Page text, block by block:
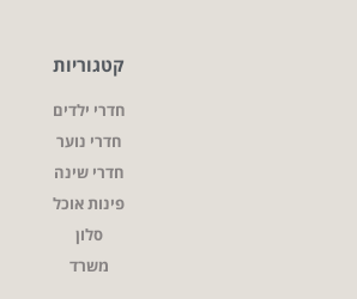
קטגוריות
חדרי ילדים
חדרי נוער
חדרי שינה
פינות אוכל
סלון
משרד